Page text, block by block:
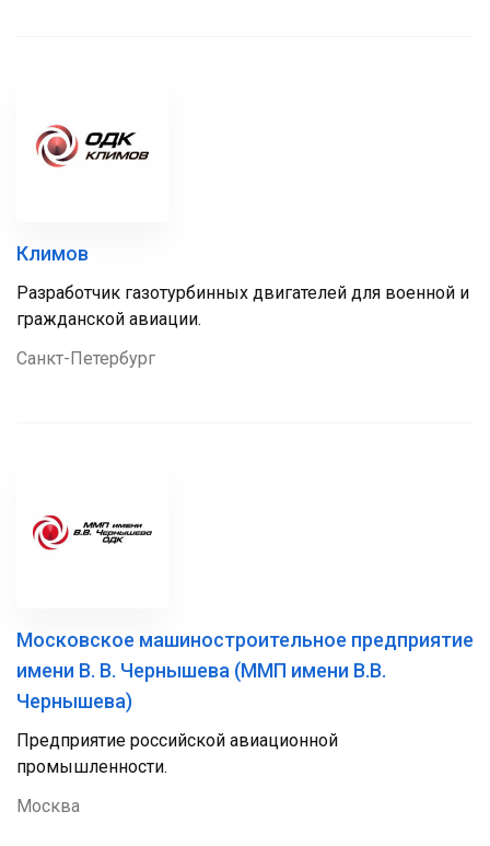
Климов
Разработчик газотурбинных двигателей для военной и
гражданской авиации.
Санкт-Петербург
Московское машиностроительное предприятие
имени В. В. Чернышева (ММП имени В.В.
Чернышева)
Предприятие российской авиационной
промышленности.
Москва